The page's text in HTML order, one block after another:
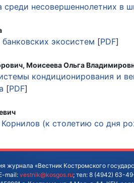
среди несовершеннолетних в
экосистем [PDF]
Моисеева Ольга
кондиционирования и
[PDF]
(к столетию со дня
журнала «Вестник Костромского
mail:vestnik@kosgos.ru; тел: 8 (4942) 63-